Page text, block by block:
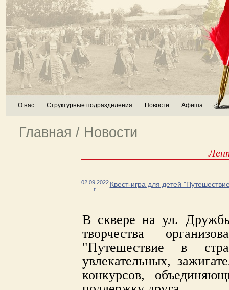
О нас Структурные подразделения Новости Афиша
Главная / Новости
02.09.2022
г.
Квест-игра для детей
В сквере на ул.
творчества
"Путешествие в
увлекательных,
конкурсов,